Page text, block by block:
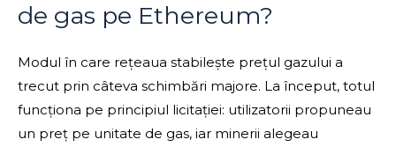
de gas pe Ethereum?
Modul în care rețeaua stabilește prețul gazului a
trecut prin câteva schimbări majore. La început, totul
funcționa pe principiul licitației: utilizatorii propuneau
un preț pe unitate de gas, iar minerii alegeau